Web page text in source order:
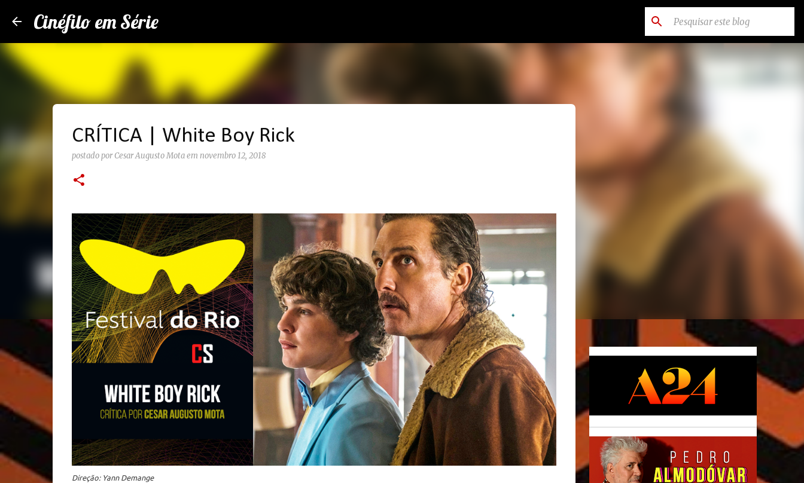
Cinéfilo em Série
CRÍTICA | White Boy Rick
postado porCesar Augusto Mota em novembro 12, 2018
Direção: Yann Demange